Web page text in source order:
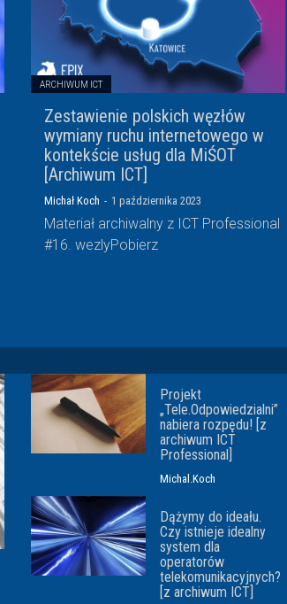
ARCHIWUM ICT
Zestawienie polskich węzłów
wymiany ruchu internetowego w
kontekście usług dla MiŚOT
[Archiwum ICT]
Michał Koch - 1 października 2023
Materiał archiwalny z ICT Professional
#16. wezlyPobierz
Projekt
„Tele.Odpowiedzialni”
nabiera rozpędu! [z
archiwum ICT
Professional]
Michal.Koch
Dążymy do ideału.
Czy istnieje idealny
system dla
operatorów
telekomunikacyjnych?
[z archiwum ICT]